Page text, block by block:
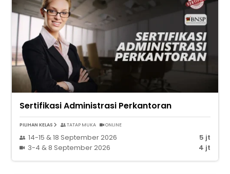
Sertifikasi Administrasi Perkantoran
PILIHAN KELAS TATAP MUKA ONLINE
14-15 & 18 September 2026
5 jt
3-4 & 8 September 2026
4 jt